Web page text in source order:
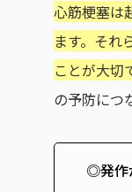
心筋梗塞は
ます。それ
ことが大切
の予防につ
◎発作